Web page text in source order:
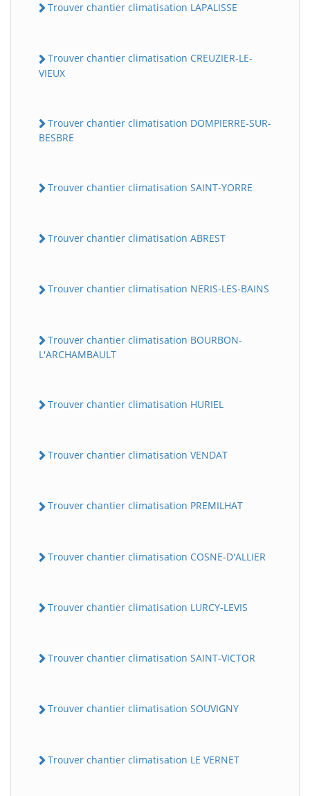
Trouver chantier climatisation LAPALISSE
Trouver chantier climatisation CREUZIER-LE-
VIEUX
Trouver chantier climatisation DOMPIERRE-SUR-
BESBRE
Trouver chantier climatisation SAINT-YORRE
Trouver chantier climatisation ABREST
Trouver chantier climatisation NERIS-LES-BAINS
Trouver chantier climatisation BOURBON-
L'ARCHAMBAULT
Trouver chantier climatisation HURIEL
Trouver chantier climatisation VENDAT
Trouver chantier climatisation PREMILHAT
Trouver chantier climatisation COSNE-D'ALLIER
Trouver chantier climatisation LURCY-LEVIS
Trouver chantier climatisation SAINT-VICTOR
Trouver chantier climatisation SOUVIGNY
Trouver chantier climatisation LE VERNET